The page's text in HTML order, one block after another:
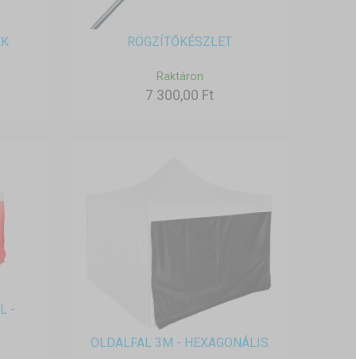
RÖGZÍTŐKÉSZLET
Raktáron
7 300,00 Ft
-
OLDALFAL 3M - HEXAGONÁLIS